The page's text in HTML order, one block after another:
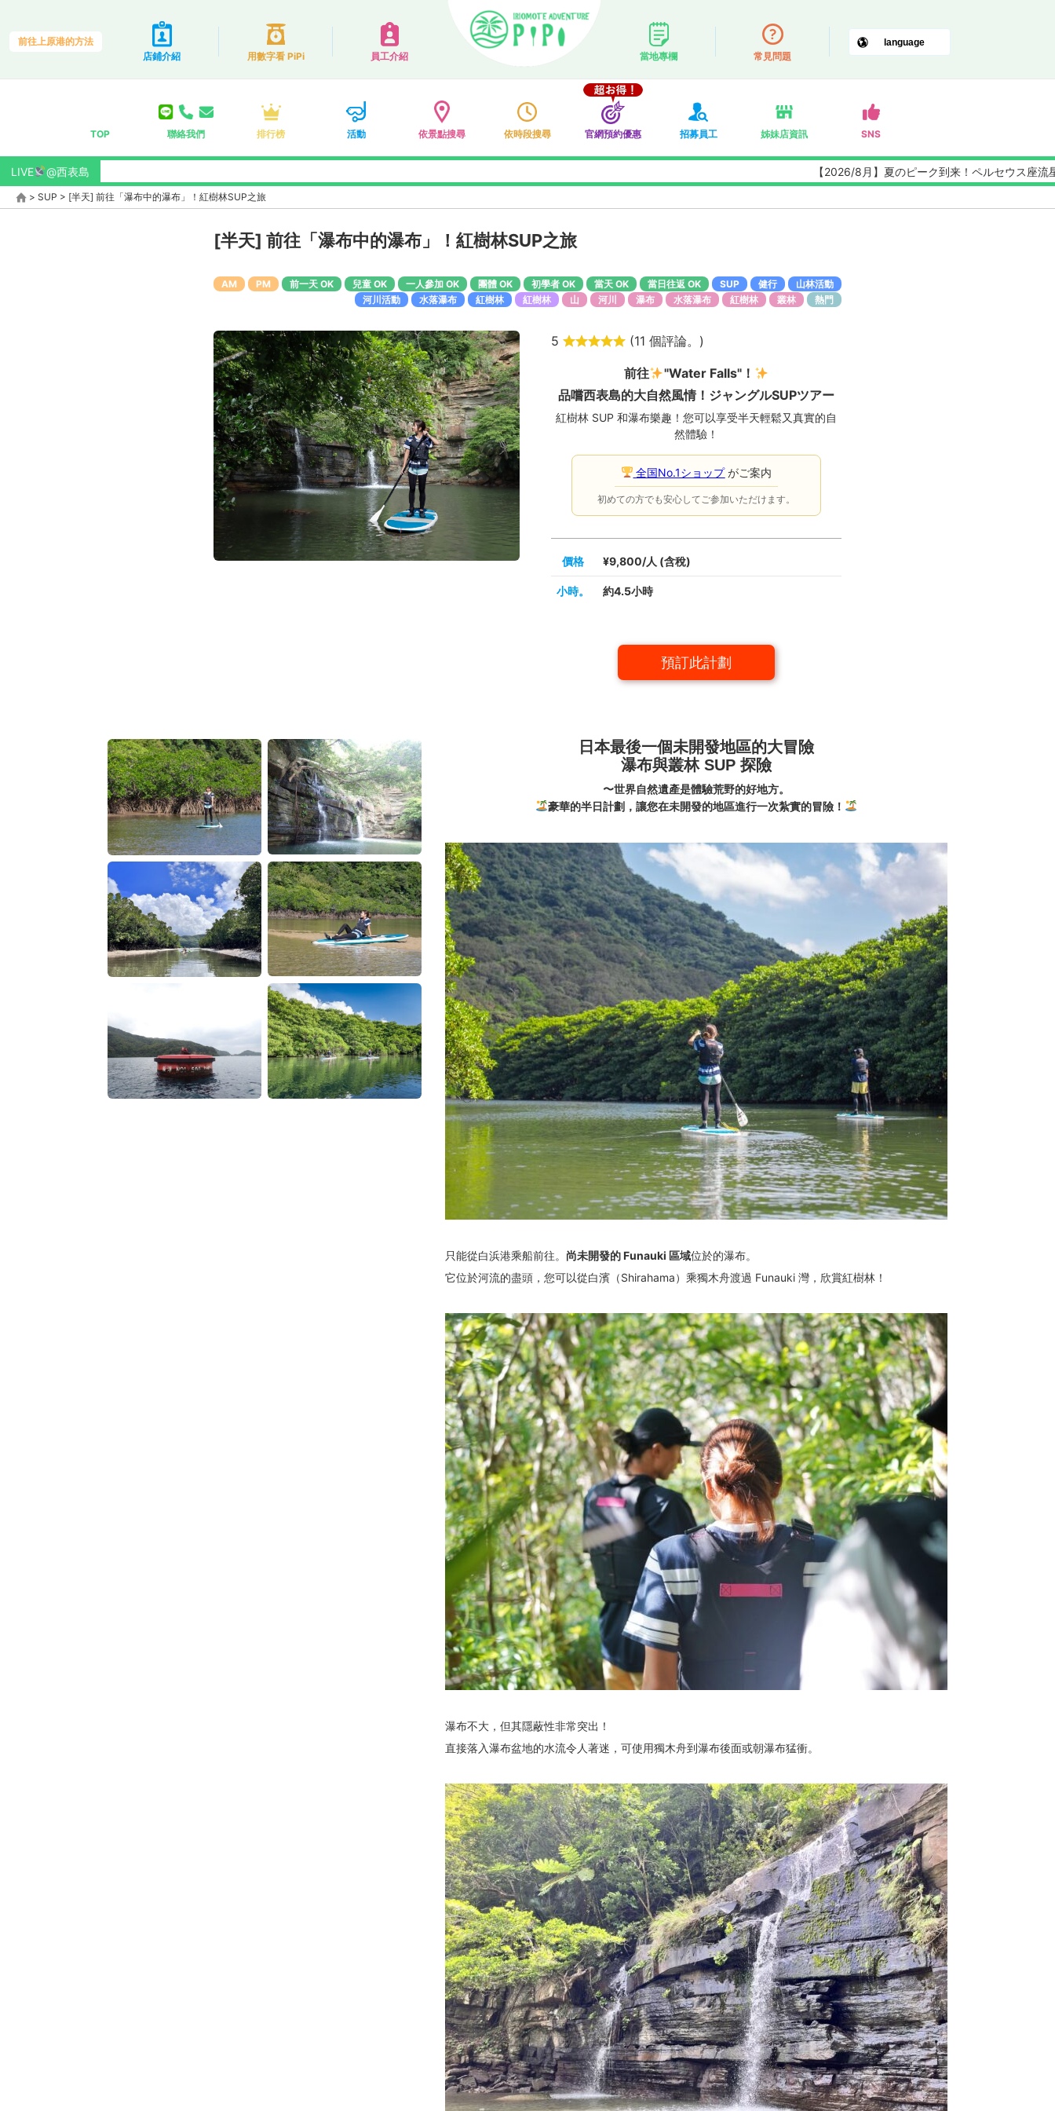
前往上原港的方法
店鋪介紹
用數字看 PiPi 員工介紹 當地專欄 常見問題
TOP 聯絡我們 排行榜 活動 依景點搜尋 依時段搜尋 官網預約優惠 招募員工 姊妹店資訊 SNS
LIVE @西表島 【2026/8月】夏のピーク到来！ペルセウス座流星群観測
> SUP > [半天] 前往「瀑布中的瀑布」！紅樹林SUP之旅
[半天] 前往「瀑布中的瀑布」！紅樹林SUP之旅
AM PM 前一天 OK 兒童 OK 一人參加 OK 團體 OK 初學者 OK 當天 OK 當日往返 OK SUP 健行
山林活動
河川活動
水落瀑布 紅樹林 紅樹林 山 河川 瀑布 水落瀑布 紅樹林 叢林 熱門
5 (11 個評論。 )
前往
"Water Falls"！
品嚐西表島的大自然風情！ ジャングルSUPツアー
紅樹林 SUP 和瀑布樂趣！您可以享受半天輕鬆又真實的自
然體驗！
全国No.1ショップがご案内
初めての方でも安心してご参加いただけます。
價格 ¥9,800/人 (含稅)
小時。 約4.5小時
預訂此計劃
日本最後一個未開發地區的大冒險
瀑布與叢林 SUP 探險
〜世界自然遺產是體驗荒野的好地方。
豪華的半日計劃，讓您在未開發的地區進行一次紮實的冒險！
只能從白浜港乘船前往。 尚未開發的 Funauki 區域位於的瀑布。
它位於河流的盡頭，您可以從白濱（Shirahama）乘獨木舟渡過 Funauki 灣，欣賞紅樹林！
瀑布不大，但其隱蔽性非常突出！
直接落入瀑布盆地的水流令人著迷，可使用獨木舟到瀑布後面或朝瀑布猛衝。